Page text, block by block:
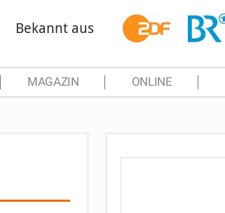
Bekannt aus
MAGAZIN ONLINE